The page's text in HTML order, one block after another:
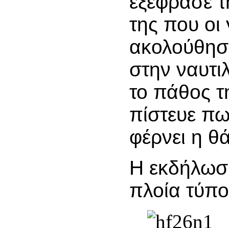
της που οι
στην
το πάθος
πίστευε
φέρνει η
Η
πλοία